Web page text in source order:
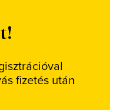
fizetés után